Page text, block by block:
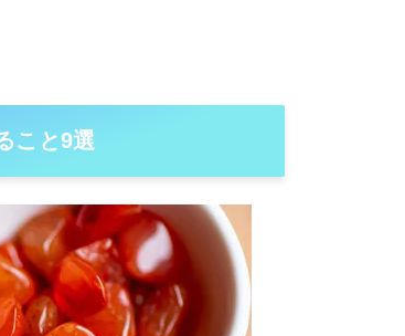
こと9選